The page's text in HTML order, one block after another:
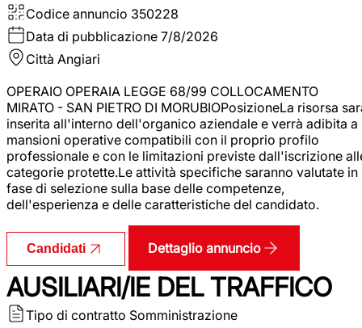
Codice annuncio 350228
Data di pubblicazione 7/8/2026
Città Angiari
OPERAIO OPERAIA LEGGE 68/99 COLLOCAMENTO
MIRATO - SAN PIETRO DI MORUBIOPosizioneLa risorsa
inserita all'interno dell'organico aziendale e verrà adibita a
mansioni operative compatibili con il proprio profilo
professionale e con le limitazioni previste dall'iscrizione
categorie protette.Le attività specifiche saranno valutate in
fase di selezione sulla base delle competenze,
dell'esperienza e delle caratteristiche del candidato.
Candidati Dettaglio annuncio
AUSILIARI/IE DEL TRAFFICO
Tipo di contratto Somministrazione